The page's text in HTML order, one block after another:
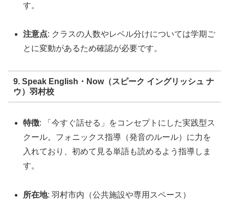
す。
注意点: クラスの人数やレベル分けについては学期ご
とに変動があるため確認が必要です。
9. Speak English・Now（スピーク イングリッシュ ナ
ウ）羽村校
特徴: 「今すぐ話せる」をコンセプトにした実践型ス
クール。フォニックス指導（発音のルール）に力を
入れており、初めて見る単語も読めるよう指導しま
す。
所在地: 羽村市内（公共施設や専用スペース）